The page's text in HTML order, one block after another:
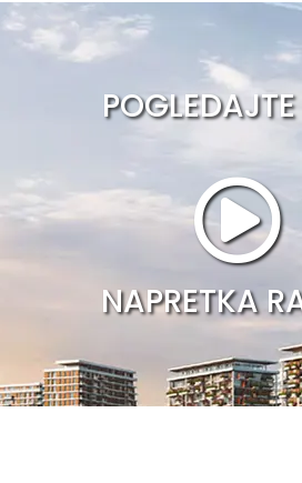
NAPRETKA